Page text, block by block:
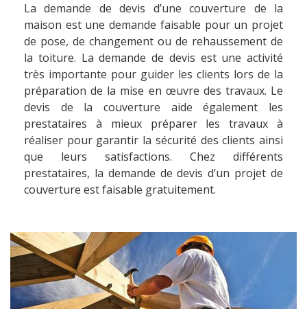
La demande de devis d’une couverture de la
maison est une demande faisable pour un projet
de pose, de changement ou de rehaussement de
la toiture. La demande de devis est une activité
très importante pour guider les clients lors de la
préparation de la mise en œuvre des travaux. Le
devis de la couverture aide également les
prestataires à mieux préparer les travaux à
réaliser pour garantir la sécurité des clients ainsi
que leurs satisfactions. Chez différents
prestataires, la demande de devis d’un projet de
couverture est faisable gratuitement.